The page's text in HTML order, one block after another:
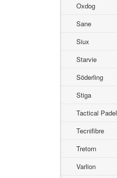
Oxdog
Sane
Siux
Starvie
Söderling
Stiga
Tactical Padel
Tecnifibre
Tretorn
Varlion